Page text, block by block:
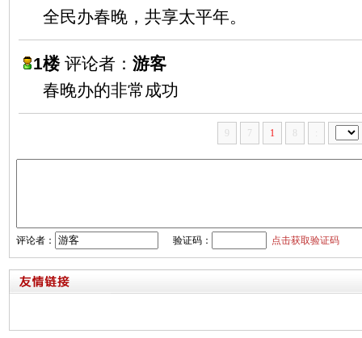
全民办春晚，共享太平年。
1楼评论者： 游客
春晚办的非常成功
7 1 :
评论者： 验证码： 点击获取验证码